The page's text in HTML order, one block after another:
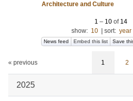
Architecture and Culture
1 – 10 of 14
show: 10 sort: year
News feed Embed this list Save
« previous 1 2
2025